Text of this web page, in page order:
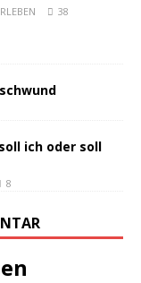
38
ich oder soll
8